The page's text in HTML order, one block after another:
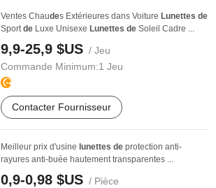
Ventes Chaudes Extérieures dans Voiture Lunettes de
Sportde Luxe Unisexe Lunettes de Soleil Cadre ...
9,9-25,9 $US / Jeu
Commande Minimum:1 Jeu
Contacter Fournisseur
Meilleur prix d'usine lunettes de protection anti-
rayures anti-buée hautement transparentes ...
0,9-0,98 $US / Pièce